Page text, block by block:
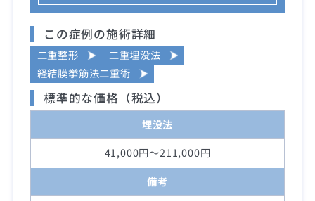
この症例の施術詳細
二重整形
二重埋没法
経結膜挙筋法二重術
標準的な価格（税込）
埋没法
41,000円～211,000円
備考